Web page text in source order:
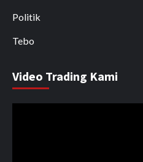
Politik
Tebo
Video Trading Kami